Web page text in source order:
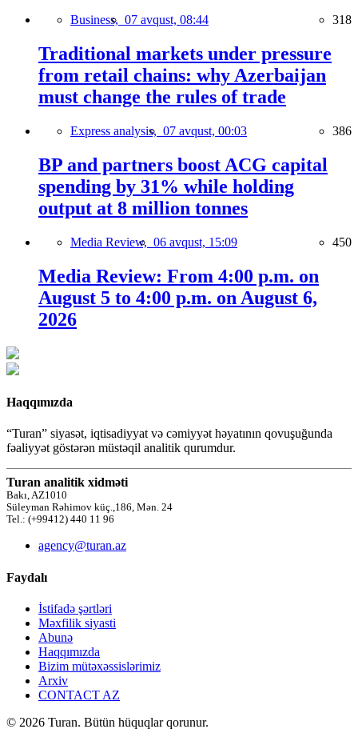
Business, 07 avqust, 08:44 318
Traditional markets under pressure
from retail chains: why Azerbaijan
must change the rules of trade
Express analysis, 07 avqust, 00:03 386
BP and partners boost ACG capital
spending by 31% while holding
output at 8 million tonnes
Media Review, 06 avqust, 15:09 450
Media Review: From 4:00 p.m. on
August 5 to 4:00 p.m. on August 6,
2026
Haqqımızda
“Turan” siyasət, iqtisadiyyat və cəmiyyət həyatının qovuşuğunda
fəaliyyət göstərən müstəqil analitik qurumdur.
Turan analitik xidməti
Bakı, AZ1010
Süleyman Rəhimov küç.,186, Mən. 24
Tel.: (+99412) 440 11 96
agency@turan.az
Faydalı
İstifadə şərtləri
Məxfilik siyasti
Abunə
Haqqımızda
Bizim mütəxəssislərimiz
Arxiv
CONTACT AZ
© 2026 Turan. Bütün hüquqlar qorunur.